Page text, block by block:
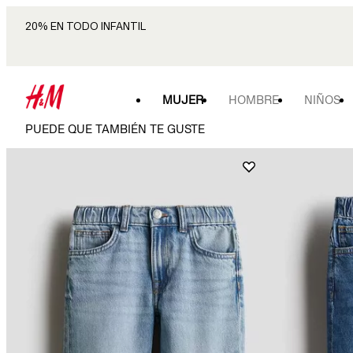
20% EN TODO INFANTIL
MUJER HOMBRE NIÑOS
PUEDE QUE TAMBIÉN TE GUSTE